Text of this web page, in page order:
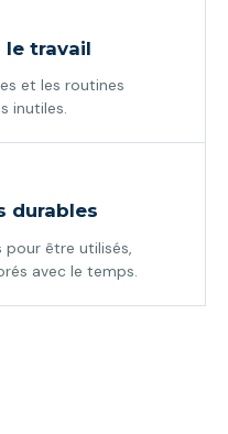
le travail
et les routines
inutiles.
durables
pour être utilisés,
avec le temps.